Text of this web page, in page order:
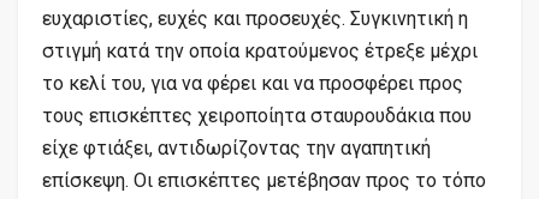
ευχαριστίες, ευχές και προσευχές. Συγκινητική η
στιγμή κατά την οποία κρατούμενος έτρεξε μέχρι
το κελί του, για να φέρει και να προσφέρει προς
τους επισκέπτες χειροποίητα σταυρουδάκια που
είχε φτιάξει, αντιδωρίζοντας την αγαπητική
επίσκεψη. Οι επισκέπτες μετέβησαν προς το τόπο